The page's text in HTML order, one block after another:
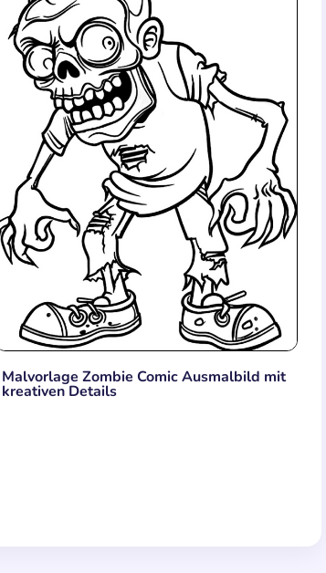
Malvorlage Zombie Comic Ausmalbild mit
kreativen Details